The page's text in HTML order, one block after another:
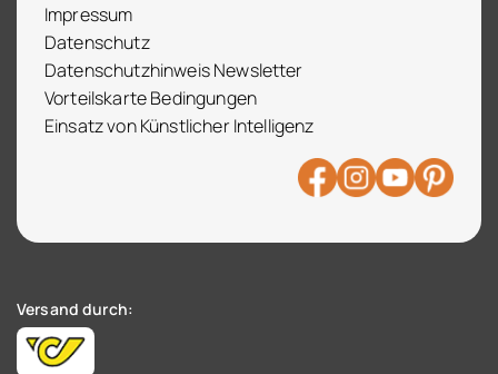
Impressum
Datenschutz
Datenschutzhinweis Newsletter
Vorteilskarte Bedingungen
Einsatz von Künstlicher Intelligenz
Versand durch: